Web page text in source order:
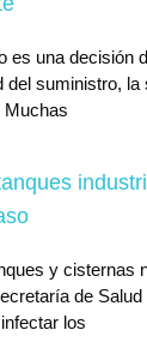
es una decisión
del suministro, la
Muchas
y cisternas
de
los